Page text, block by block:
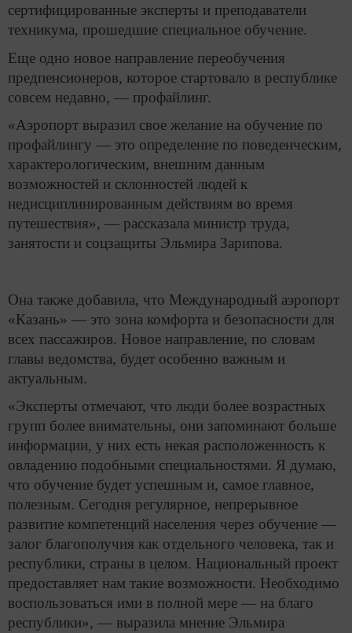
сертифицированные эксперты и преподаватели
техникума, прошедшие специальное обучение.
Еще одно новое направление переобучения
предпенсионеров, которое стартовало в республике
совсем недавно, — профайлинг.
«Аэропорт выразил свое желание на обучение по
профайлингу — это определение по поведенческим,
характерологическим, внешним данным
возможностей и склонностей людей к
недисциплинированным действиям во время
путешествия», — рассказала министр труда,
занятости и соцзащиты Эльмира Зарипова.
Она также добавила, что Международный аэропорт
«Казань» — это зона комфорта и безопасности для
всех пассажиров. Новое направление, по словам
главы ведомства, будет особенно важным и
актуальным.
«Эксперты отмечают, что люди более возрастных
групп более внимательны, они запоминают больше
информации, у них есть некая расположенность к
овладению подобными специальностями. Я думаю,
что обучение будет успешным и, самое главное,
полезным. Сегодня регулярное, непрерывное
развитие компетенций населения через обучение —
залог благополучия как отдельного человека, так и
республики, страны в целом. Национальный проект
предоставляет нам такие возможности. Необходимо
воспользоваться ими в полной мере — на благо
республики», — выразила мнение Эльмира